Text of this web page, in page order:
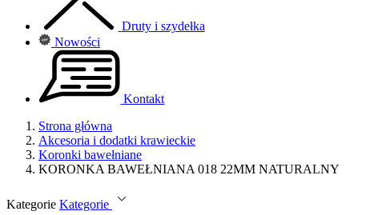
Druty i szydełka
Nowości
Kontakt
Strona główna
Akcesoria i dodatki krawieckie
Koronki bawełniane
KORONKA BAWEŁNIANA 018 22MM NATURALNY
Kategorie Kategorie